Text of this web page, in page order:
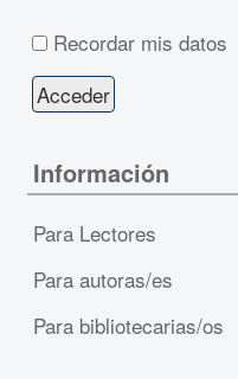
Recordar mis datos
Información
Para Lectores
Para autoras/es
Para bibliotecarias/os